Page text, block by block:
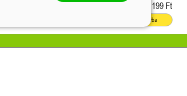
4 199 Ft
Kosárba